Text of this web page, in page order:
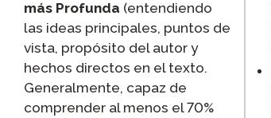
más Profunda (entendiendo
las ideas principales, puntos de
vista, propósito del autor y
hechos directos en el texto.
Generalmente, capaz de
comprender al menos el 70%